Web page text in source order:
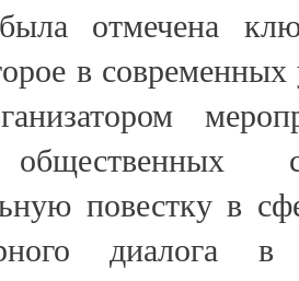
отмечена
в современных
повестку в
диалога в